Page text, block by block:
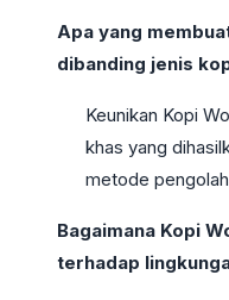
Apa yang
dibanding jenis
Keunikan Kopi
khas yang
metode
Bagaimana Kopi
terhadap